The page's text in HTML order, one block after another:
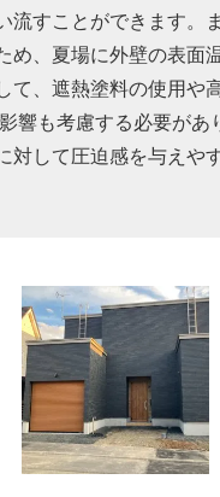
流すことができます。
め、夏場に外壁の表面
て、遮熱塗料の使用や
響も考慮する必要があ
対して圧迫感を与えや